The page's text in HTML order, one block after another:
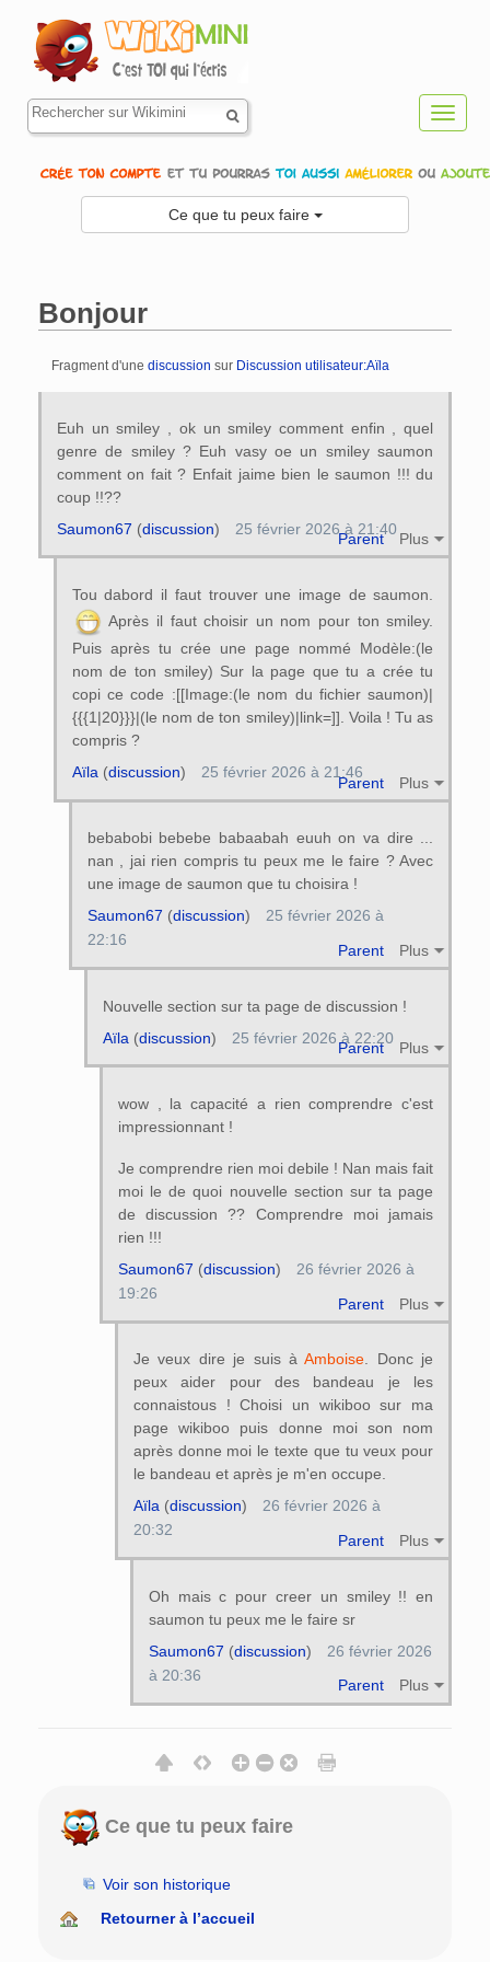
Ce que tu peux faire
Bonjour
Fragment d'une discussion sur Discussion utilisateur:Aïla
Euh un smiley , ok un smiley comment enfin , quel
genre de smiley ? Euh vasy oe un smiley saumon
comment on fait ? Enfait jaime bien le saumon !!! du
coup !!??
Parent Plus
Saumon67 (discussion) 25 février 2026 à 21:40
Tou dabord il faut trouver une image de saumon.
Après il faut choisir un nom pour ton smiley.
Puis après tu crée une page nommé Modèle:(le
nom de ton smiley) Sur la page que tu a crée tu
copi ce code :[[Image:(le nom du fichier saumon)|
{{{1|20}}}|(le nom de ton smiley)|link=]]. Voila ! Tu as
compris ?
Parent Plus
Aïla (discussion) 25 février 2026 à 21:46
bebabobi bebebe babaabah euuh on va dire ...
nan , jai rien compris tu peux me le faire ? Avec
une image de saumon que tu choisira !
Parent Plus
Saumon67 (discussion)
25 février 2026 à
22:16
Nouvelle section sur ta page de discussion !
Parent Plus
Aïla (discussion) 25 février 2026 à 22:20
wow , la capacité a rien comprendre c'est
impressionnant !
Je comprendre rien moi debile ! Nan mais fait
moi le de quoi nouvelle section sur ta page
de discussion ?? Comprendre moi jamais
rien !!!
Parent Plus
Saumon67 (discussion)
26 février 2026 à
19:26
Je veux dire je suis àAmboise. Donc je
peux aider pour des bandeau je les
connaistous ! Choisi un wikiboo sur ma
page wikiboo puis donne moi son nom
après donne moi le texte que tu veux pour
le bandeau et après je m'en occupe.
Parent Plus
Aïla(discussion)
26 février 2026 à
20:32
Oh mais c pour creer un smiley !! en
saumon tu peux me le faire sr
Parent Plus
Saumon67 (discussion)
26 février 2026
à 20:36
Ce que tu peux faire
Voir son historique
Retourner à l’accueil